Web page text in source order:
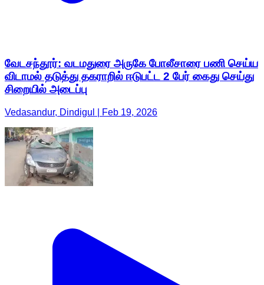
வேடசந்தூர்: வடமதுரை அருகே போலீசாரை பணி செய்ய
விடாமல் தடுத்து தகராறில் ஈடுபட்ட 2 பேர் கைது செய்து
சிறையில் அடைப்பு
Vedasandur, Dindigul | Feb 19, 2026